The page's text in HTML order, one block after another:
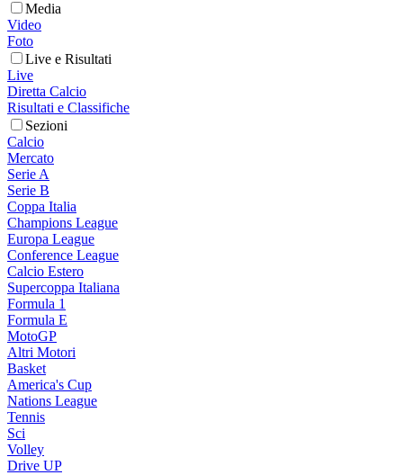
Media
Video
Foto
Live e Risultati
Live
Diretta Calcio
Risultati e Classifiche
Sezioni
Calcio
Mercato
Serie A
Serie B
Coppa Italia
Champions League
Europa League
Conference League
Calcio Estero
Supercoppa Italiana
Formula 1
Formula E
MotoGP
Altri Motori
Basket
America's Cup
Nations League
Tennis
Sci
Volley
Drive UP